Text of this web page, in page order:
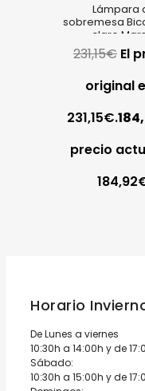
Lámpara
sobremesa
claro
231,15€ El
original
231,15€.
precio
Horario
De Lunes a viernes
10:30h a 14:00h y de
Sábado:
10:30h a 15:00h y de